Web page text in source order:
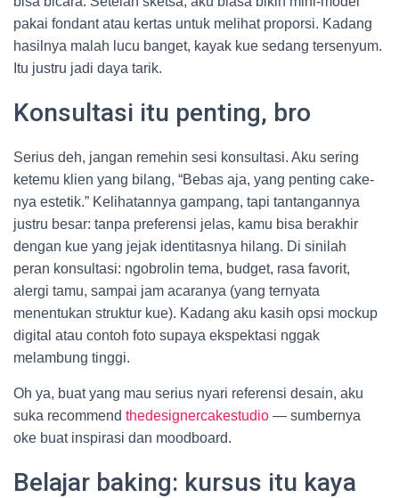
pakai fondant atau kertas untuk melihat proporsi. Kadang
hasilnya malah lucu banget, kayak kue sedang tersenyum.
Itu justru jadi daya tarik.
Konsultasi itu penting, bro
Serius deh, jangan remehin sesi konsultasi. Aku sering
ketemu klien yang bilang, “Bebas aja, yang penting cake-
nya estetik.” Kelihatannya gampang, tapi tantangannya
justru besar: tanpa preferensi jelas, kamu bisa berakhir
dengan kue yang jejak identitasnya hilang. Di sinilah
peran konsultasi: ngobrolin tema, budget, rasa favorit,
alergi tamu, sampai jam acaranya (yang ternyata
menentukan struktur kue). Kadang aku kasih opsi mockup
digital atau contoh foto supaya ekspektasi nggak
melambung tinggi.
Oh ya, buat yang mau serius nyari referensi desain, aku
suka recommend thedesignercakestudio — sumbernya
oke buat inspirasi dan moodboard.
Belajar baking: kursus itu kaya